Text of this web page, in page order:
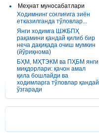
Меҳнат муносабатлари
Ходимнинг соғлиғига зиён
етказилганда тўловлар...
Янги ходимга ШЖБПҲ
рақамини қандай қилиб бир
неча дақиқада очиш мумкин
(йўриқнома)
БҲМ, МҲТЭКМ ва ПҲБМ янги
миқдорлари: қачон амал
қила бошлайди ва
ходимларга тўловлар қандай
ўзгаради